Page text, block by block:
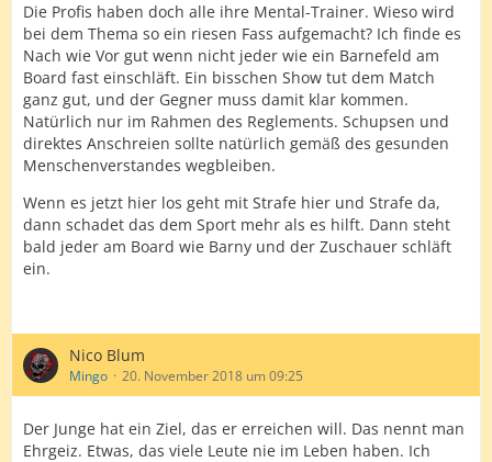
Die Profis haben doch alle ihre Mental-Trainer. Wieso wird
bei dem Thema so ein riesen Fass aufgemacht? Ich finde es
Nach wie Vor gut wenn nicht jeder wie ein Barnefeld am
Board fast einschläft. Ein bisschen Show tut dem Match
ganz gut, und der Gegner muss damit klar kommen.
Natürlich nur im Rahmen des Reglements. Schupsen und
direktes Anschreien sollte natürlich gemäß des gesunden
Menschenverstandes wegbleiben.
Wenn es jetzt hier los geht mit Strafe hier und Strafe da,
dann schadet das dem Sport mehr als es hilft. Dann steht
bald jeder am Board wie Barny und der Zuschauer schläft
ein.
Nico Blum
Mingo 20. November 2018 um 09:25
Der Junge hat ein Ziel, das er erreichen will. Das nennt man
Ehrgeiz. Etwas, das viele Leute nie im Leben haben. Ich